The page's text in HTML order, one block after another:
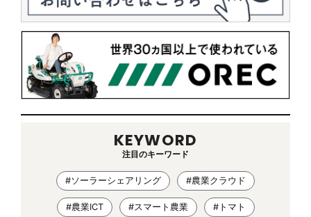
KEYWORD
注目のキーワード
#ソーラーシェアリング #農業クラウド
#農業ICT #スマート農業 #トマト